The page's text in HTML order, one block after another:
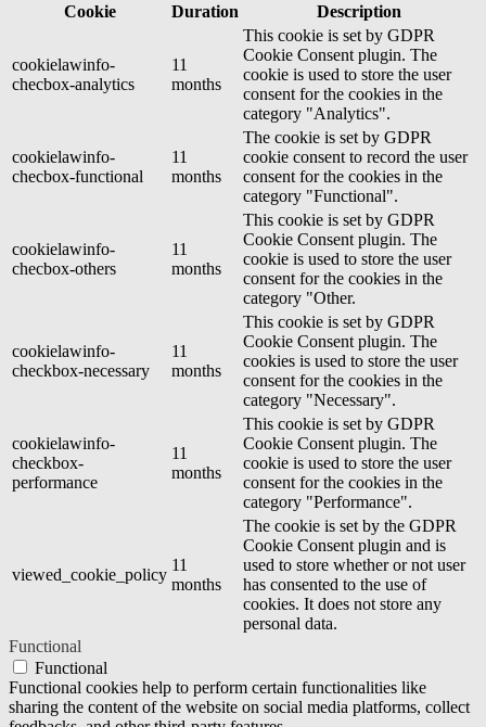
Cookie
Duration Description
cookielawinfo-
checbox-analytics
11
months
This cookie is set by GDPR
Cookie Consent plugin. The
cookie is used to store the user
consent for the cookies in the
category "Analytics".
cookielawinfo-
checbox-functional
11
months
The cookie is set by GDPR
cookie consent to record the user
consent for the cookies in the
category "Functional".
cookielawinfo-
checbox-others
11
months
This cookie is set by GDPR
Cookie Consent plugin. The
cookie is used to store the user
consent for the cookies in the
category "Other.
cookielawinfo-
checkbox-necessary
11
months
This cookie is set by GDPR
Cookie Consent plugin. The
cookies is used to store the user
consent for the cookies in the
category "Necessary".
cookielawinfo-
checkbox-
performance
11
months
This cookie is set by GDPR
Cookie Consent plugin. The
cookie is used to store the user
consent for the cookies in the
category "Performance".
viewed_cookie_policy
11
months
The cookie is set by the GDPR
Cookie Consent plugin and is
used to store whether or not user
has consented to the use of
cookies. It does not store any
personal data.
Functional
Functional
Functional cookies help to perform certain functionalities like
sharing the content of the website on social media platforms, collect